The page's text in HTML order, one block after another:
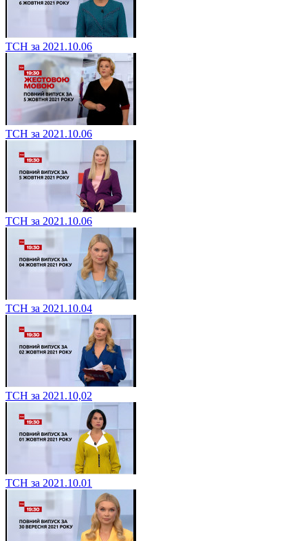
ТСН за 2021.10.06
ТСН за 2021.10.06
ТСН за 2021.10.06
ТСН за 2021.10.04
ТСН за 2021.10,02
ТСН за 2021.10.01